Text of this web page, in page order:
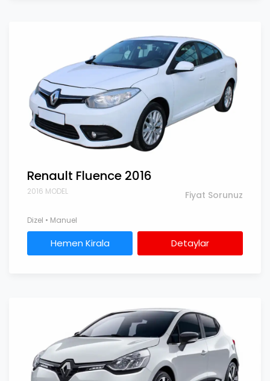
Renault Fluence 2016
2016 MODEL Fiyat Sorunuz
Dizel • Manuel
Hemen Kirala Detaylar